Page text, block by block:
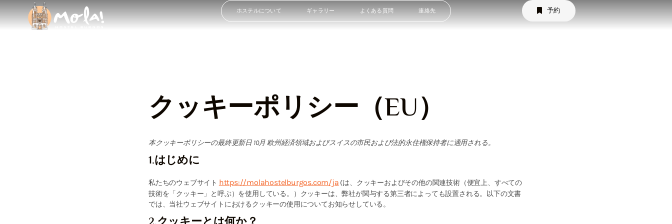
ホステルについて ギャラリー よくある質問 連絡先 予約
クッキーポリシー（EU）
本クッキーポリシーの最終更新日 10月 欧州経済領域およびスイスの市民および法的永住権保持者に適用される。
1.はじめに
私たちのウェブサイト https://molahostelburgos.com/ja (は、クッキーおよびその他の関連技術（便宜上、すべての
技術を「クッキー」と呼ぶ）を使用している。）クッキーは、弊社が関与する第三者によっても設置される。以下の文書
では、当社ウェブサイトにおけるクッキーの使用についてお知らせしている。